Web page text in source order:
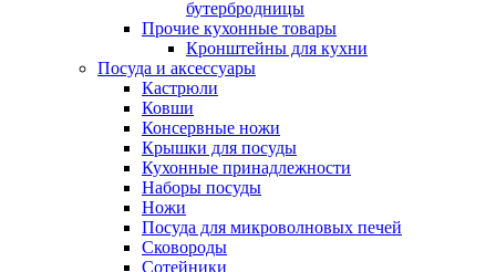
бутербродницы
Прочие кухонные товары
Кронштейны для кухни
Посуда и аксессуары
Кастрюли
Ковши
Консервные ножи
Крышки для посуды
Кухонные принадлежности
Наборы посуды
Ножи
Посуда для микроволновых печей
Сковороды
Сотейники